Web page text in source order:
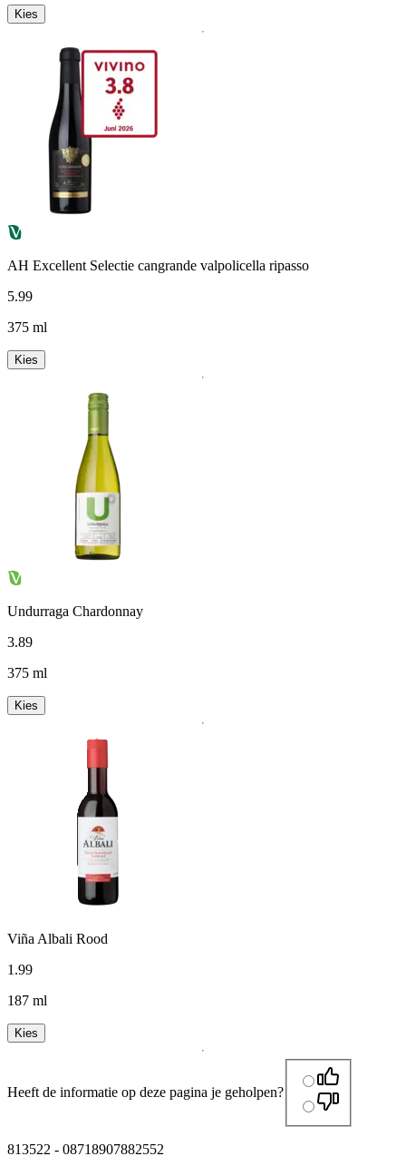
Kies
AH Excellent Selectie cangrande valpolicella ripasso
5.99
375 ml
Kies
Undurraga Chardonnay
3.89
375 ml
Kies
Viña Albali Rood
1 .99
187 ml
Kies
Heeft de informatie op deze pagina je geholpen?
813522 - 08718907882552